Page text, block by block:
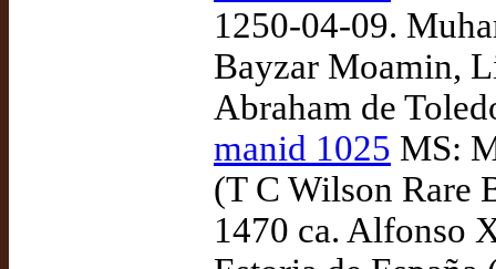
1250-04-09.
Bayzar Moamin,
Abraham de
manid 1025 MS:
(T C Wilson Rare
1470 ca. Alfonso